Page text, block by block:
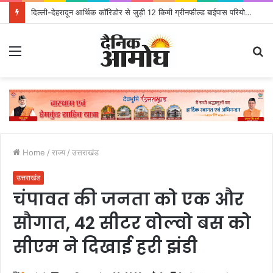
दिल्ली-देहरादून आर्थिक कॉरिडोर से जुड़ी 12 किमी ग्रीनफील्ड बाईपास परियोजना का डीएम ने किया निरीक्षण; समयबद्ध एवं गुणवत्तापूर्ण निर्माण सुनिश्चित करने के निर्देश, सुरक्षा मानकों से कोई समझौता नहींः डीएम
Home / राज्य / उत्तराखंड
उत्तराखंड
चंपावत की जनता को एक और
सौगात, 42 सीटर वोल्वो बस को
सीएम ने दिखाई हरी झंडी